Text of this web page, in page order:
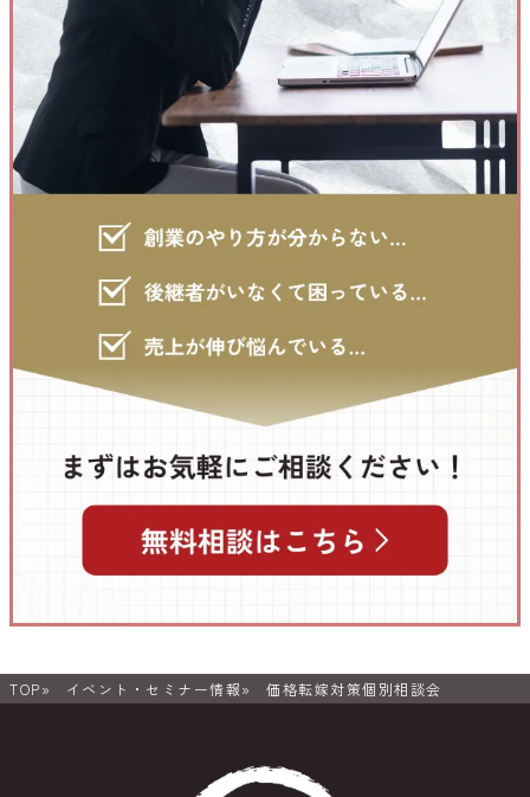
TOP イベント・セミナー情報 価格転嫁対策個別相談会